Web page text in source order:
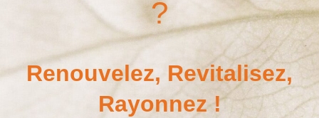
?
Renouvelez, Revitalisez,
Rayonnez !